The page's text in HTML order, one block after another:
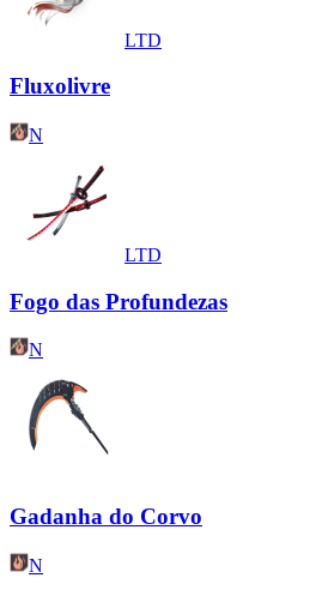
LTD
Fluxolivre
N
LTD
Fogo das Profundezas
N
Gadanha do Corvo
N